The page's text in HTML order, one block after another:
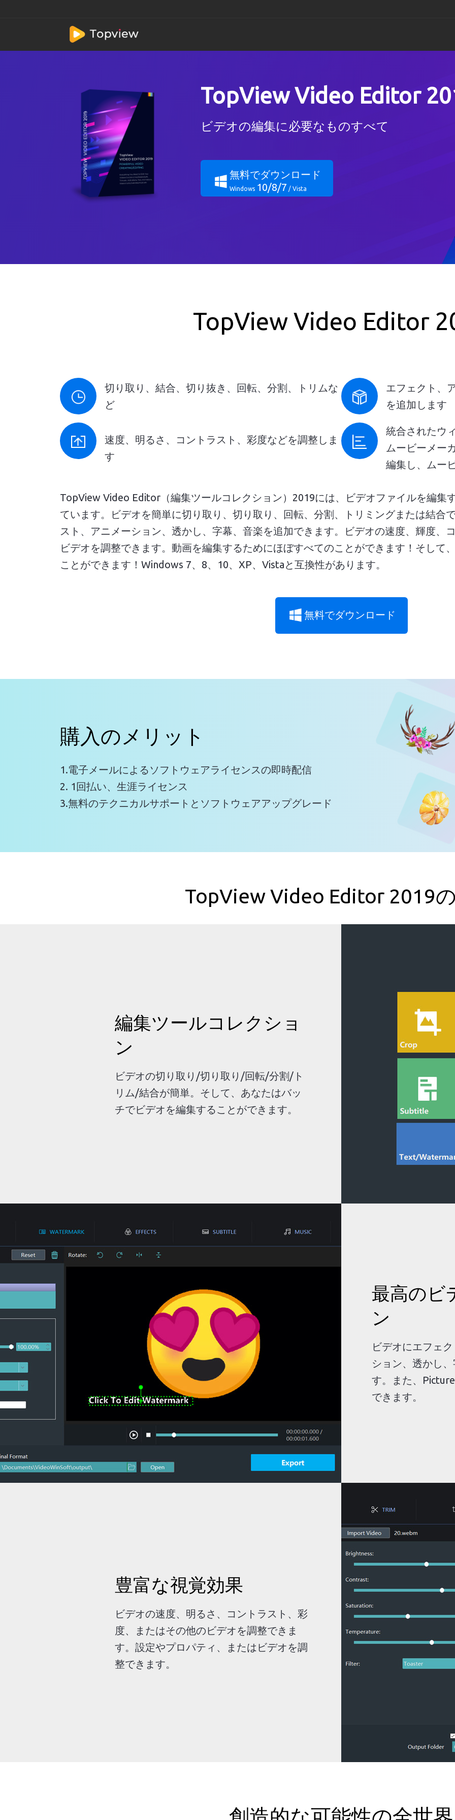
Windowsの場合
TopView Video
Windowsの場合
Windowsの場合
TopView Video Editor
ビデオの編集に必要なものすべて
無料でダウンロード
Windows 10/8/7 / Vista
TopView Video Editor
切り取り、結合、切り抜き、回転、分割、トリムな
ど
エフェクト、
を追加します
速度、明るさ、コントラスト、彩度などを調整しま
す
統合されたウ
ムービーメー
編集し、ムー
TopView Video Editor（編集ツールコレクション）2019には、ビデオファイルを編集
ています。ビデオを簡単に切り取り、切り取り、回転、分割、トリミングまたは結合
スト、アニメーション、透かし、字幕、音楽を追加できます。ビデオの速度、輝度、
ビデオを調整できます。動画を編集するためにほぼすべてのことができます！そして
ことができます！Windows 7、8、10、XP、Vistaと互換性があります。
無料でダウンロード
購入のメリット
1.電子メールによるソフトウェアライセンスの即時配信
2. 1回払い、生涯ライセンス
3.無料のテクニカルサポートとソフトウェアアップグレード
TopView Video Editor 2019
編集ツールコレクショ
ン
ビデオの切り取り/切り取り/回転/分割/ト
リム/結合が簡単。そして、あなたはバッ
チでビデオを編集することができます。
最高のビ
ン
ビデオにエフェ
ション、透かし
す。また、
できます。
豊富な視覚効果
ビデオの速度、明るさ、コントラスト、彩
度、またはその他のビデオを調整できま
す。設定やプロパティ、またはビデオを調
整できます。